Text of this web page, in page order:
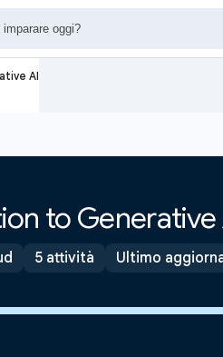
AI
to Generative
5 attività Ultimo